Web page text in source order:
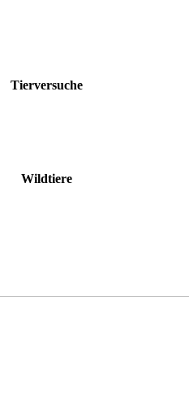
Tierversuche
Wildtiere